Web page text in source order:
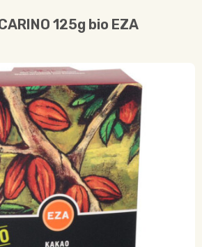
125g bio EZA